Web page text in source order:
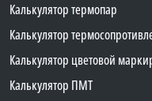
Калькулятор термопар
Калькулятор
Калькулятор цветовой
Калькулятор ПМТ